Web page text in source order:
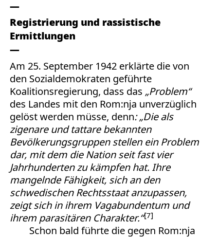
Registrierung und rassistische
Ermittlungen
Am 25. September 1942 erklärte die von
den Sozialdemokraten geführte
Koalitionsregierung, dass das „Problem“
des Landes mit den Rom:nja unverzüglich
gelöst werden müsse, denn: „Die als
zigenare und tattare bekannten
Bevölkerungsgruppen stellen ein Problem
dar, mit dem die Nation seit fast vier
Jahrhunderten zu kämpfen hat. Ihre
mangelnde Fähigkeit, sich an den
schwedischen Rechtsstaat anzupassen,
zeigt sich in ihrem Vagabundentum und
ihrem parasitären Charakter.“ 7
Schon bald führte die gegen Rom:nja